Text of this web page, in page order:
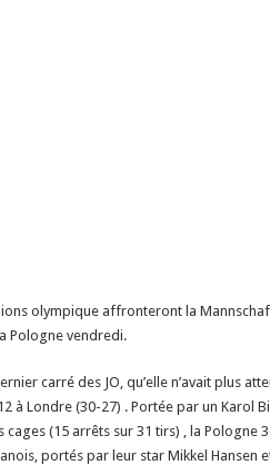
olympique affronteront la
Pologne vendredi.
carré des JO, qu’elle n’avait plus
à Londre (30-27) . Portée par un Karol
cages (15 arrêts sur 31 tirs) , la Pologne
portés par leur star Mikkel Hansen